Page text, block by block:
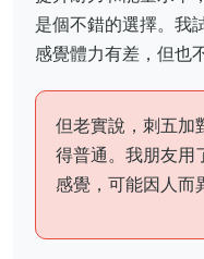
是個不錯的選擇。我
感覺體力有差，但也
但老實說，刺五加
得普通。我朋友用
感覺，可能因人而